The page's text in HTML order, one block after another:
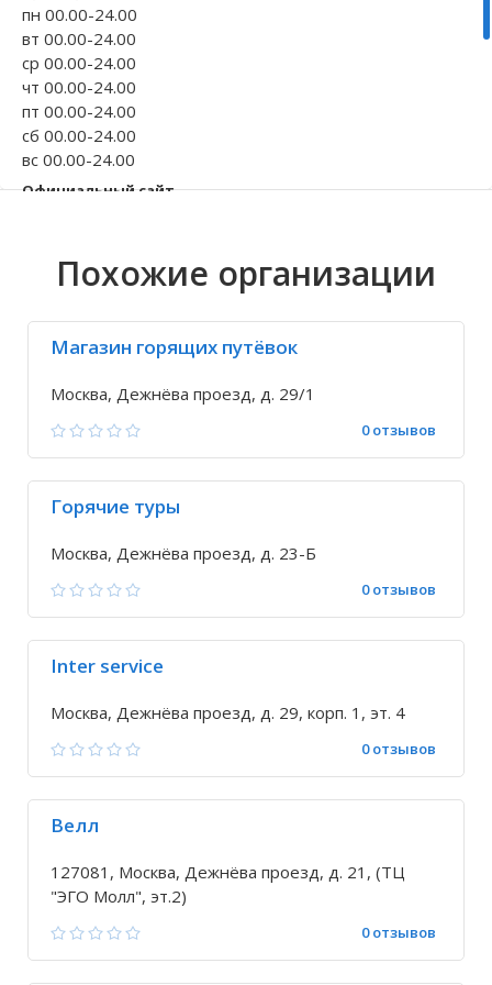
Волгоградская область Иркутская
Кировоградская область Хмельницкая
Восточно-Казахстанская область Северо-
пн 00.00-24.00
вт 00.00-24.00
ср 00.00-24.00
чт 00.00-24.00
пт 00.00-24.00
сб 00.00-24.00
вс 00.00-24.00
Официальный сайт
+7 963 136-47-...
Похожие организации
Магазин горящих путёвок
Москва, Дежнёва проезд, д. 29/1
0 отзывов
Горячие туры
Москва, Дежнёва проезд, д. 23-Б
0 отзывов
Inter service
Москва, Дежнёва проезд, д. 29, корп. 1, эт. 4
0 отзывов
Велл
127081, Москва, Дежнёва проезд, д. 21, (ТЦ
"ЭГО Молл", эт.2)
0 отзывов